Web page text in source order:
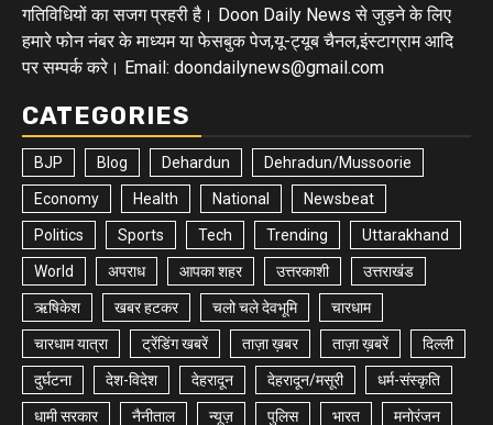
गतिविधियों का सजग प्रहरी है। Doon Daily News से जुड़ने के लिए
हमारे फोन नंबर के माध्यम या फेसबुक पेज,यू-ट्यूब चैनल,इंस्टाग्राम आदि
पर सम्पर्क करे। Email: doondailynews@gmail.com
CATEGORIES
BJP Blog Dehardun Dehradun/Mussoorie
Economy Health National Newsbeat
Politics Sports Tech Trending Uttarakhand
World अपराध आपका शहर उत्तरकाशी उत्तराखंड
ऋषिकेश खबर हटकर चलो चले देवभूमि चारधाम
चारधाम यात्रा ट्रेंडिंग खबरें ताज़ा ख़बर ताज़ा ख़बरें दिल्ली
दुर्घटना देश-विदेश देहरादून देहरादून/मसूरी धर्म-संस्कृति
धामी सरकार नैनीताल न्यूज़ पुलिस भारत मनोरंजन